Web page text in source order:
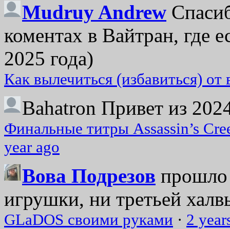
Mudruy Andrew
коментах в Вайтран, где
2025 года)
Как вылечиться (избавиться)
Bahatron Привет из
Финальные титры Assassin’s
year ago
Вова Подрезов прошло
игрушки, ни третьей
GLaDOS своими руками · 2